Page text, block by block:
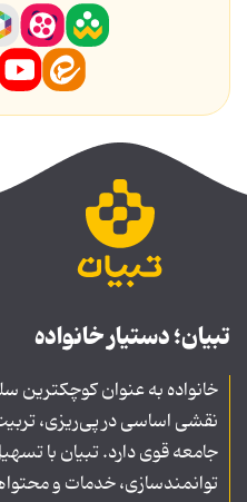
تبیان؛ دستیار خانواده
خانواده به عنوان کوچکترین
نقشی اساسی در پی‌ریزی،
جامعه قوی دارد. تبیان با
توانمندسازی، خدمات و